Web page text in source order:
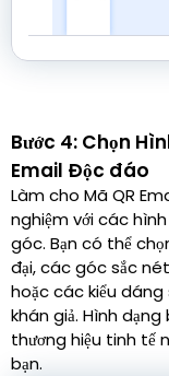
Bước 4: Chọn
Email Độc đáo
Làm cho Mã QR
nghiệm với các
góc. Bạn có thể
đại, các góc sắc
hoặc các kiểu
khán giả. Hình
thương hiệu tinh tế
bạn.